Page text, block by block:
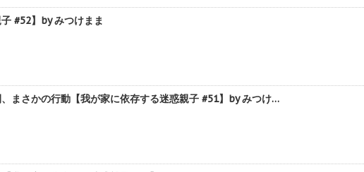
#52】by みつけまま
まさかの行動【我が家に依存する迷惑親子 #51】by みつけ…